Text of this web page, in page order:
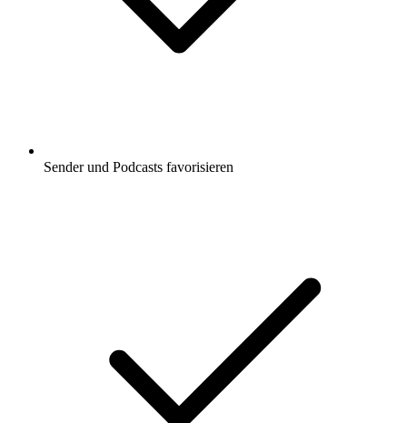
Sender und Podcasts favorisieren